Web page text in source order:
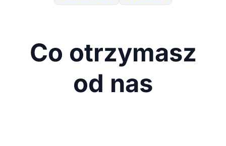
Co otrzymasz
od nas